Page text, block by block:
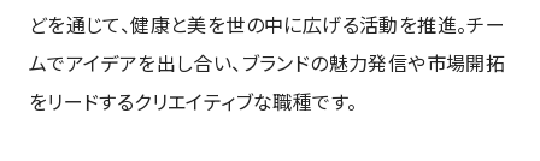
どを通じて、健康と美を世の中に広げる活動を推進。チー
ムでアイデアを出し合い、ブランドの魅力発信や市場開拓
をリードするクリエイティブな職種です。